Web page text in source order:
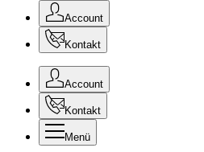
Account
Kontakt
Account
Kontakt
Menü